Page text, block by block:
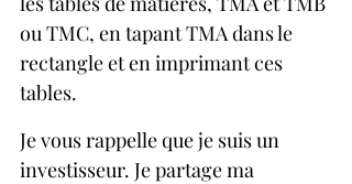
ou TMC, en tapant TMA dans le
rectangle et en imprimant ces
tables.
Je vous rappelle que je suis un
investisseur. Je partage ma